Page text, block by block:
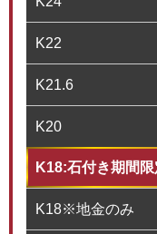
K22
K21.6
K20
K18:石付き期間
K18※地金のみ